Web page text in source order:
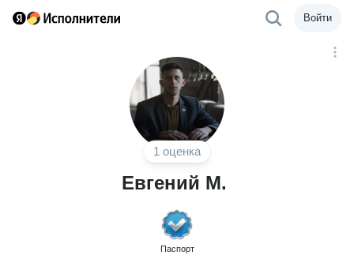
Войти
1 оценка
Евгений М.
Паспорт